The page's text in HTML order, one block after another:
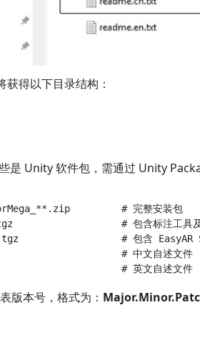
得以下目录结构：
是 Unity 软件包，需通过 Unity
# 完整安装包
# 包含标注工具
# 包含 EasyAR
# 中文自述文件
    └── readme.en.txt                            # 英文自述文件
版本号，格式为：